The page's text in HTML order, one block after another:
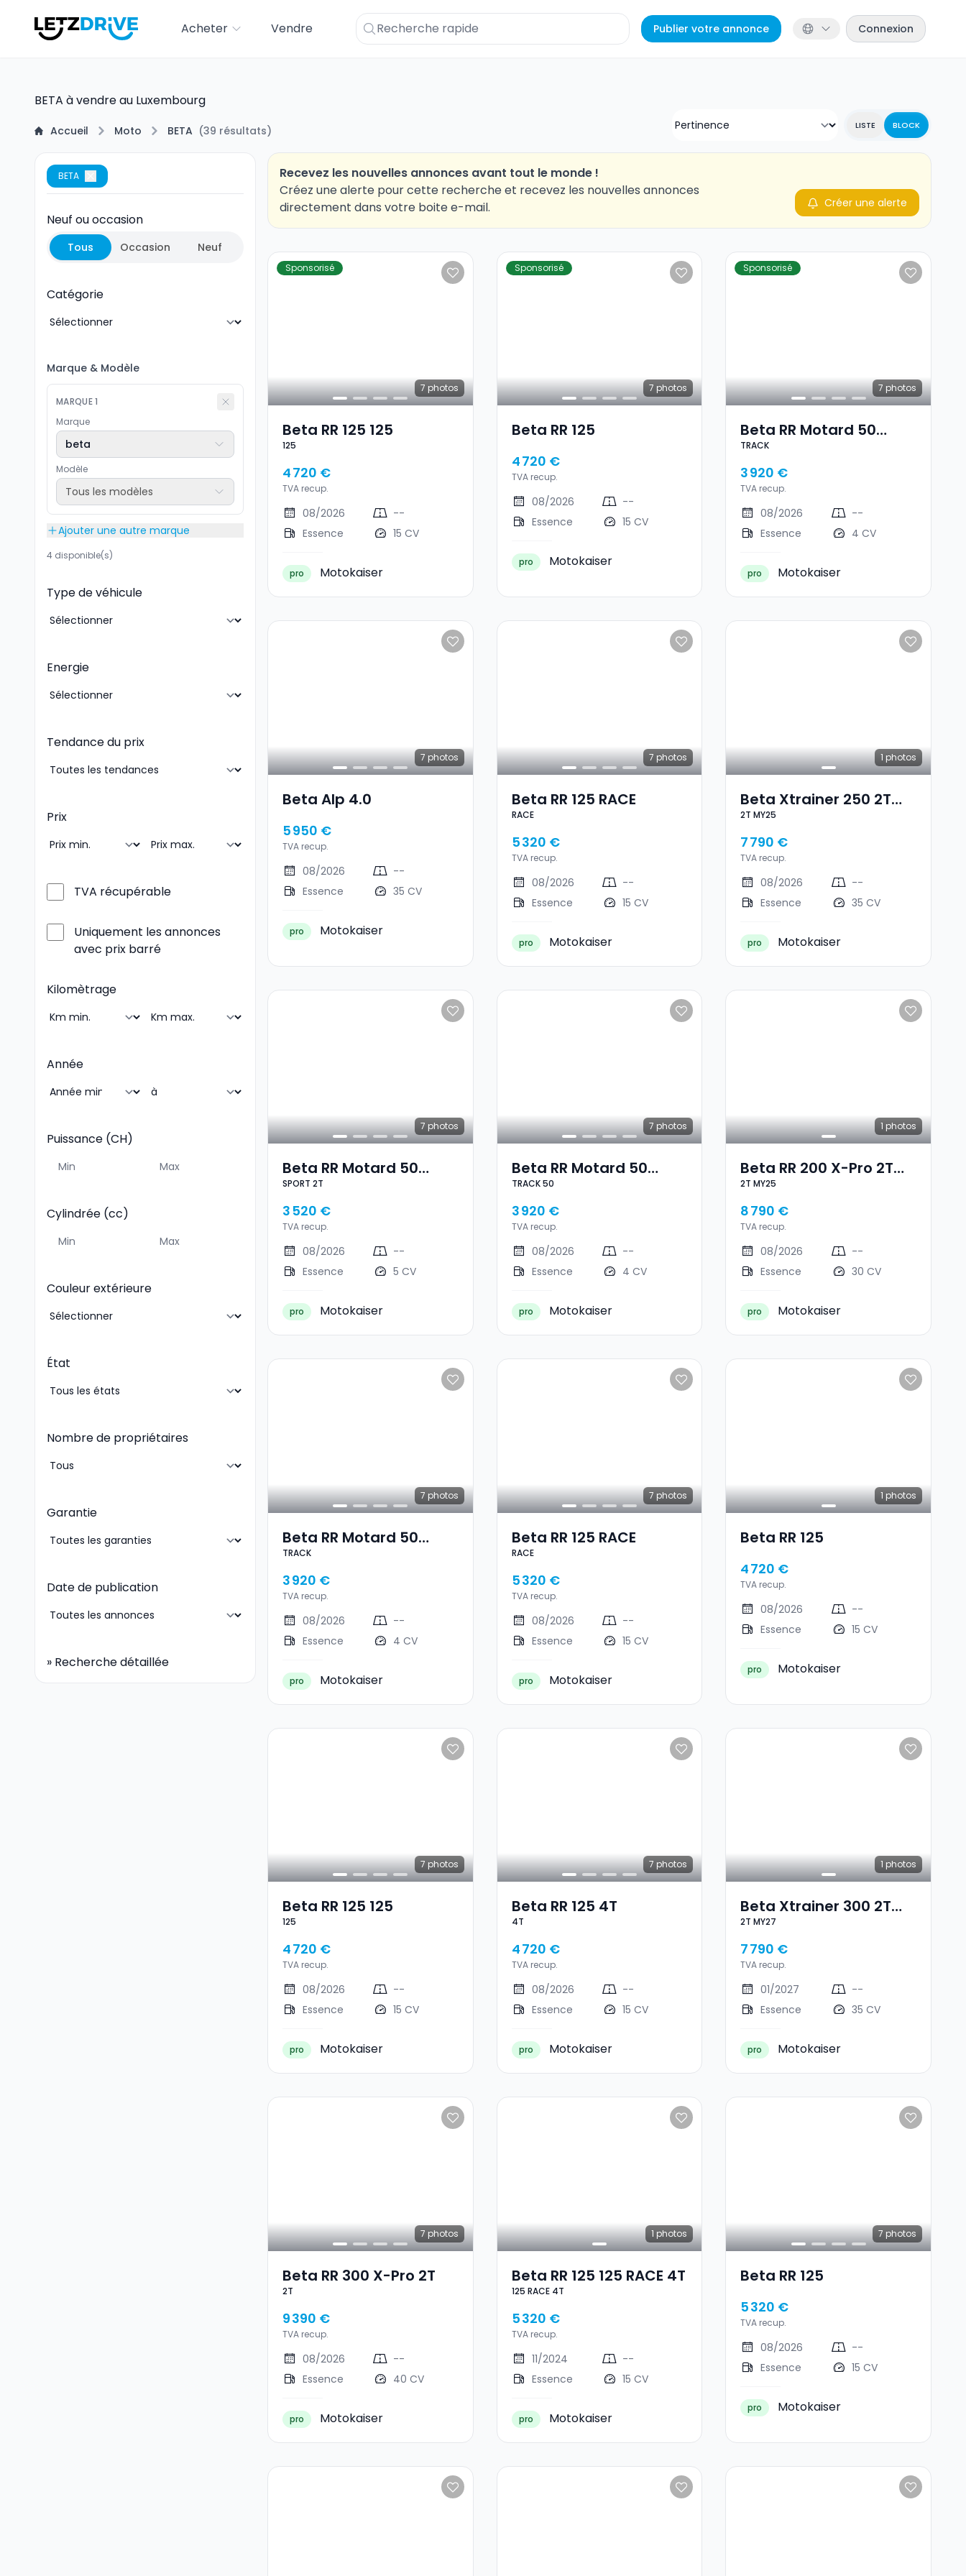
Acheter Vendre Publier votre annonce Connexion
BETA à vendre au Luxembourg
Accueil Moto BETA (39 résultats) LISTE BLOCK
BETA
Neuf ou occasion
Tous Occasion Neuf
Catégorie
Marque & Modèle
MARQUE1
Marque
beta
Modèle
Tous les modèles
Ajouter une autre marque
4 disponible(s)
Type de véhicule
Energie
Tendance du prix
Prix
TVA récupérable
Uniquement les annonces
avec prix barré
Kilomètrage
Année
Puissance (CH)
Cylindrée (cc)
Couleur extérieure
État
Nombre de propriétaires
Garantie
Date de publication
» Recherche détaillée
Recevez les nouvelles annonces avant tout le monde !
Créez une alerte pour cette recherche et recevez les nouvelles annonces
directement dans votre boite e-mail.
Créer une alerte
Sponsorisé
7 photos
Beta RR 125 125
125
4 720 €
TVA recup.
08/2026
--
Essence
15 CV
pro Motokaiser
Sponsorisé
7 photos
Beta RR 125
4 720 €
TVA recup.
08/2026
--
Essence
15 CV
pro Motokaiser
Sponsorisé
7 photos
Beta RR Motard 50
TRACK
TRACK
3 920 €
TVA recup.
08/2026
--
Essence
4 CV
pro Motokaiser
7 photos
Beta Alp 4.0
5 950 €
TVA recup.
08/2026
--
Essence
35 CV
pro Motokaiser
7 photos
Beta RR 125 RACE
RACE
5 320 €
TVA recup.
08/2026
--
Essence
15 CV
pro Motokaiser
1 photos
Beta Xtrainer 250 2T
MY25
2T MY25
7 790 €
TVA recup.
08/2026
--
Essence
35 CV
pro Motokaiser
7 photos
Beta RR Motard 50
SPORT 2T
SPORT 2T
3 520 €
TVA recup.
08/2026
--
Essence
5 CV
pro Motokaiser
7 photos
Beta RR Motard 50
TRACK 50
TRACK 50
3 920 €
TVA recup.
08/2026
--
Essence
4 CV
pro Motokaiser
1 photos
Beta RR 200 X-Pro 2T
MY25
2T MY25
8 790 €
TVA recup.
08/2026
--
Essence
30 CV
pro Motokaiser
7 photos
Beta RR Motard 50
TRACK
TRACK
3 920 €
TVA recup.
08/2026
--
Essence
4 CV
pro Motokaiser
7 photos
Beta RR 125 RACE
RACE
5 320 €
TVA recup.
08/2026
--
Essence
15 CV
pro Motokaiser
1 photos
Beta RR 125
4 720 €
TVA recup.
08/2026
--
Essence
15 CV
pro Motokaiser
7 photos
Beta RR 125 125
125
4 720 €
TVA recup.
08/2026
--
Essence
15 CV
pro Motokaiser
7 photos
Beta RR 125 4T
4T
4 720 €
TVA recup.
08/2026
--
Essence
15 CV
pro Motokaiser
1 photos
Beta Xtrainer 300 2T
MY27
2T MY27
7 790 €
TVA recup.
01/2027
--
Essence
35 CV
pro Motokaiser
7 photos
Beta RR 300 X-Pro 2T
2T
9 390 €
TVA recup.
08/2026
--
Essence
40 CV
pro Motokaiser
1 photos
Beta RR 125 125 RACE 4T
125 RACE 4T
5 320 €
TVA recup.
11/2024
--
Essence
15 CV
pro Motokaiser
7 photos
Beta RR 125
5 320 €
TVA recup.
08/2026
--
Essence
15 CV
pro Motokaiser